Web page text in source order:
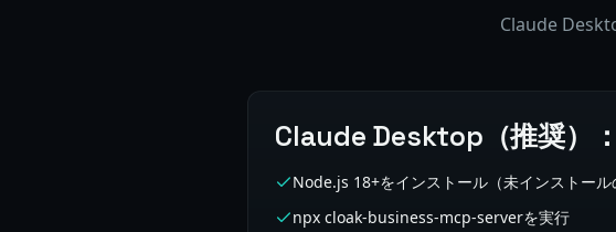
Claude
Claude Desktop（推奨）：
Node.js 18+をインストール（未インストール
npx cloak-business-mcp-serverを実行